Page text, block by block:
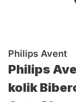
Philips Avent
Philips
kolik